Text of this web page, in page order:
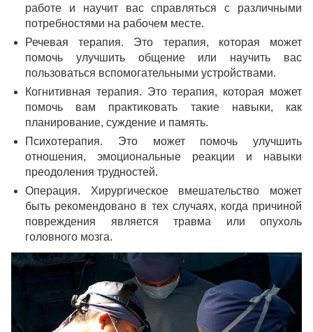
работе и научит вас справляться с различными
потребностями на рабочем месте.
Речевая терапия. Это терапия, которая может
помочь улучшить общение или научить вас
пользоваться вспомогательными устройствами.
Когнитивная терапия. Это терапия, которая может
помочь вам практиковать такие навыки, как
планирование, суждение и память.
Психотерапия. Это может помочь улучшить
отношения, эмоциональные реакции и навыки
преодоления трудностей.
Операция. Хирургическое вмешательство может
быть рекомендовано в тех случаях, когда причиной
повреждения является травма или опухоль
головного мозга.